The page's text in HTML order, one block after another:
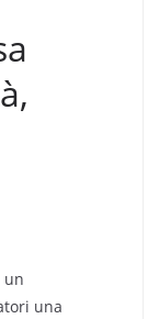
un
una